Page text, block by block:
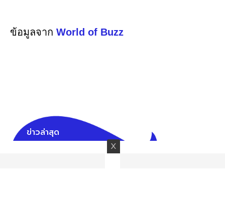
ข้อมูลจาก World of Buzz
ข่าวล่าสุด